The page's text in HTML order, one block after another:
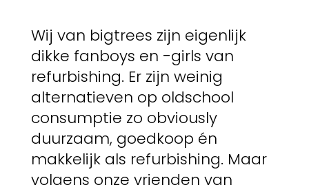
Wij van bigtrees zijn eigenlijk
dikke fanboys en -girls van
refurbishing. Er zijn weinig
alternatieven op oldschool
consumptie zo obviously
duurzaam, goedkoop én
makkelijk als refurbishing. Maar
volgens onze vrienden van